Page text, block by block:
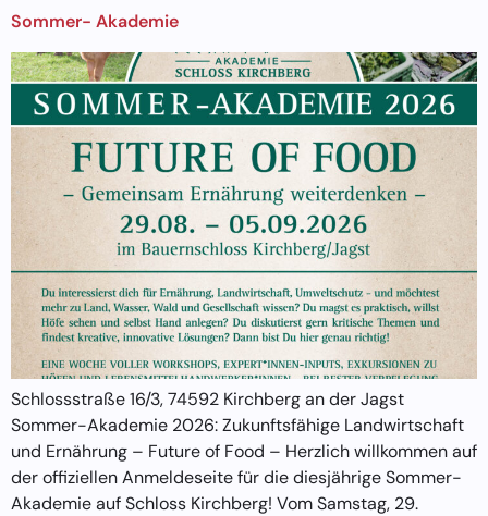
Sommer- Akademie
Schlossstraße 16/3, 74592 Kirchberg an der Jagst
Sommer-Akademie 2026: Zukunftsfähige Landwirtschaft
und Ernährung – Future of Food – Herzlich willkommen auf
der offiziellen Anmeldeseite für die diesjährige Sommer-
Akademie auf Schloss Kirchberg! Vom Samstag, 29.